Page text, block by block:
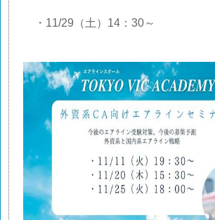
・ 11/29 （土） 14 ：30～